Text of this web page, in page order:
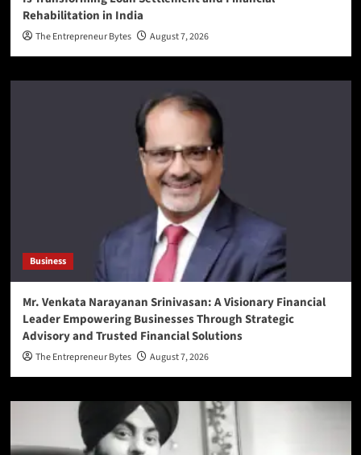
Rehabilitation in India
The Entrepreneur Bytes August 7, 2026
Business
Mr. Venkata Narayanan Srinivasan: A Visionary Financial
Leader Empowering Businesses Through Strategic
Advisory and Trusted Financial Solutions
The Entrepreneur Bytes August 7, 2026